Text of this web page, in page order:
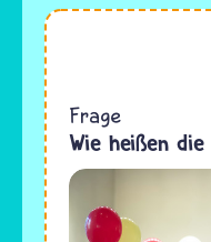
Christentum
Frage
Wie heißen